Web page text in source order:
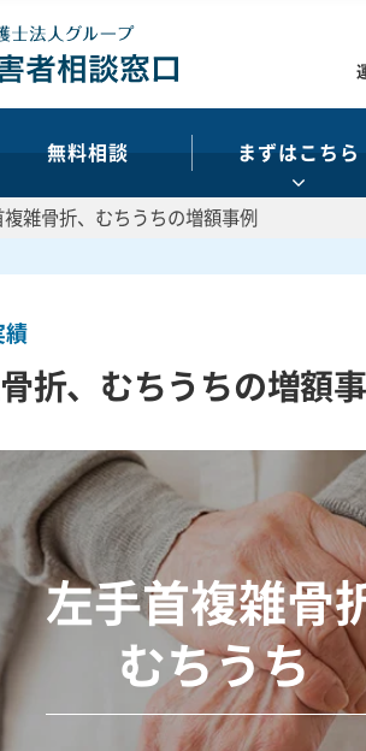
無料相談 まずはこちら
複雑骨折、むちうちの増額事例
績
折、むちうちの増額
左手首複雑骨
むちうち